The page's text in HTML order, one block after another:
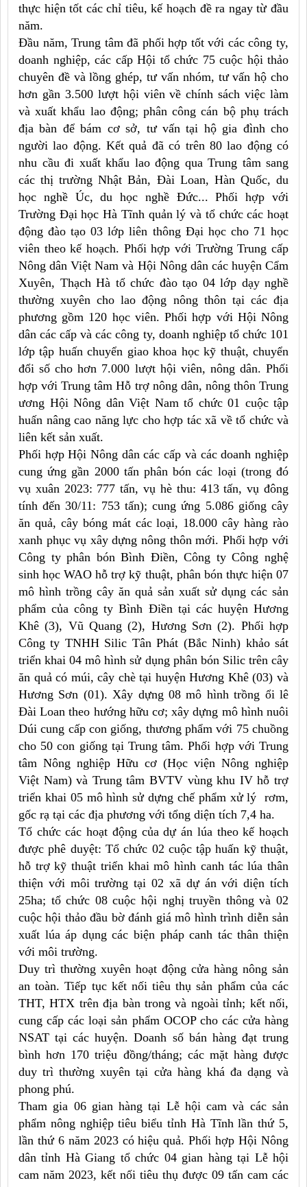
thực hiện tốt các chỉ tiêu, kế hoạch đề ra ngay từ đầu
năm.
Đầu năm, Trung tâm đã phối hợp tốt với các công ty,
doanh nghiệp, các cấp Hội tổ chức 75 cuộc hội thảo
chuyên đề và lồng ghép, tư vấn nhóm, tư vấn hộ cho
hơn gần 3.500 lượt hội viên về chính sách việc làm
và xuất khẩu lao động; phân công cán bộ phụ trách
địa bàn để bám cơ sở, tư vấn tại hộ gia đình cho
người lao động. Kết quả đã có trên 80 lao động có
nhu cầu đi xuất khẩu lao động qua Trung tâm sang
các thị trường Nhật Bản, Đài Loan, Hàn Quốc, du
học nghề Úc, du học nghề Đức... Phối hợp với
Trường Đại học Hà Tĩnh quản lý và tổ chức các hoạt
động đào tạo 03 lớp liên thông Đại học cho 71 học
viên theo kế hoạch. Phối hợp với Trường Trung cấp
Nông dân Việt Nam và Hội Nông dân các huyện Cẩm
Xuyên, Thạch Hà tổ chức đào tạo 04 lớp dạy nghề
thường xuyên cho lao động nông thôn tại các địa
phương gồm 120 học viên. Phối hợp với Hội Nông
dân các cấp và các công ty, doanh nghiệp tổ chức 101
lớp tập huấn chuyển giao khoa học kỹ thuật, chuyển
đổi số cho hơn 7.000 lượt hội viên, nông dân. Phối
hợp với Trung tâm Hỗ trợ nông dân, nông thôn Trung
ương Hội Nông dân Việt Nam tổ chức 01 cuộc tập
huấn nâng cao năng lực cho hợp tác xã về tổ chức và
liên kết sản xuất.
Phối hợp Hội Nông dân các cấp và các doanh nghiệp
cung ứng gần 2000 tấn phân bón các loại (trong đó
vụ xuân 2023: 777 tấn, vụ hè thu: 413 tấn, vụ đông
tính đến 30/11: 753 tấn); cung ứng 5.086 giống cây
ăn quả, cây bóng mát các loại, 18.000 cây hàng rào
xanh phục vụ xây dựng nông thôn mới. Phối hợp với
Công ty phân bón Bình Điền, Công ty Công nghệ
sinh học WAO hỗ trợ kỹ thuật, phân bón thực hiện 07
mô hình trồng cây ăn quả sản xuất sử dụng các sản
phẩm của công ty Bình Điền tại các huyện Hương
Khê (3), Vũ Quang (2), Hương Sơn (2). Phối hợp
Công ty TNHH Silic Tân Phát (Bắc Ninh) khảo sát
triển khai 04 mô hình sử dụng phân bón Silic trên cây
ăn quả có múi, cây chè tại huyện Hương Khê (03) và
Hương Sơn (01). Xây dựng 08 mô hình trồng ổi lê
Đài Loan theo hướng hữu cơ; xây dựng mô hình nuôi
Dúi cung cấp con giống, thương phẩm với 75 chuồng
cho 50 con giống tại Trung tâm. Phối hợp với Trung
tâm Nông nghiệp Hữu cơ (Học viện Nông nghiệp
Việt Nam) và Trung tâm BVTV vùng khu IV hỗ trợ
triển khai 05 mô hình sử dựng chế phẩm xử lý rơm,
gốc rạ tại các địa phương với tổng diện tích 7,4 ha.
Tổ chức các hoạt động của dự án lúa theo kế hoạch
được phê duyệt: Tổ chức 02 cuộc tập huấn kỹ thuật,
hỗ trợ kỹ thuật triển khai mô hình canh tác lúa thân
thiện với môi trường tại 02 xã dự án với diện tích
25ha; tổ chức 08 cuộc hội nghị truyền thông và 02
cuộc hội thảo đầu bờ đánh giá mô hình trình diễn sản
xuất lúa áp dụng các biện pháp canh tác thân thiện
với môi trường.
Duy trì thường xuyên hoạt động cửa hàng nông sản
an toàn. Tiếp tục kết nối tiêu thụ sản phẩm của các
THT, HTX trên địa bàn trong và ngoài tỉnh; kết nối,
cung cấp các loại sản phẩm OCOP cho các cửa hàng
NSAT tại các huyện. Doanh số bán hàng đạt trung
bình hơn 170 triệu đồng/tháng; các mặt hàng được
duy trì thường xuyên tại cửa hàng khá đa dạng và
phong phú.
Tham gia 06 gian hàng tại Lễ hội cam và các sản
phẩm nông nghiệp tiêu biểu tỉnh Hà Tĩnh lần thứ 5,
lần thứ 6 năm 2023 có hiệu quả. Phối hợp Hội Nông
dân tỉnh Hà Giang tổ chức 04 gian hàng tại Lễ hội
cam năm 2023, kết nối tiêu thụ được 09 tấn cam các